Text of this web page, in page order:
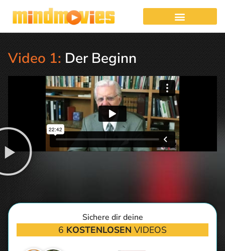
Video 1: Der Beginn
Sichere dir deine
6 KOSTENLOSEN VIDEOS